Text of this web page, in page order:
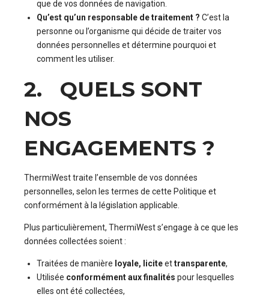
que de vos données de navigation.
Qu’est qu’un responsable de traitement ? C’est la
personne ou l’organisme qui décide de traiter vos
données personnelles et détermine pourquoi et
comment les utiliser.
2. QUELS SONT
NOS
ENGAGEMENTS ?
ThermiWest traite l’ensemble de vos données
personnelles, selon les termes de cette Politique et
conformément à la législation applicable.
Plus particulièrement, ThermiWest s’engage à ce que les
données collectées soient :
Traitées de manière loyale, liciteettransparente,
Utilisée conformément aux finalités pour lesquelles
elles ont été collectées,